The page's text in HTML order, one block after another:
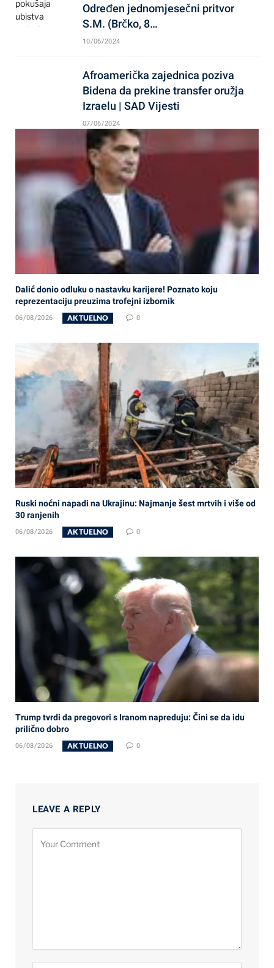
Određen jednomjesečni pritvor
S.M. (Brčko, 8…
10/06/2024
Afroamerička zajednica poziva
Bidena da prekine transfer oružja
Izraelu | SAD Vijesti
07/06/2024
Dalić donio odluku o nastavku karijere! Poznato koju
reprezentaciju preuzima trofejni izbornik
06/08/2026 AKTUELNO 0
Ruski noćni napadi na Ukrajinu: Najmanje šest mrtvih i više od
30 ranjenih
06/08/2026 AKTUELNO 0
Trump tvrdi da pregovori s Iranom napreduju: Čini se da idu
prilično dobro
06/08/2026 AKTUELNO 0
LEAVE A REPLY